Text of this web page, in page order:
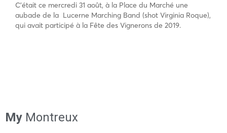
C’était ce mercredi 31 août, à la Place du Marché une
aubade de la Lucerne Marching Band (shot Virginia Roque),
qui avait participé à la Fête des Vignerons de 2019.
My Montreux